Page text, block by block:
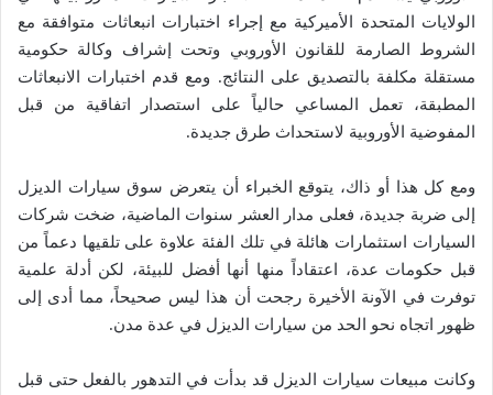
الولايات المتحدة الأميركية مع إجراء اختبارات انبعاثات متوافقة مع
الشروط الصارمة للقانون الأوروبي وتحت إشراف وكالة حكومية
مستقلة مكلفة بالتصديق على النتائج. ومع قدم اختبارات الانبعاثات
المطبقة، تعمل المساعي حالياً على استصدار اتفاقية من قبل
المفوضية الأوروبية لاستحداث طرق جديدة.
ومع كل هذا أو ذاك، يتوقع الخبراء أن يتعرض سوق سيارات الديزل
إلى ضربة جديدة، فعلى مدار العشر سنوات الماضية، ضخت شركات
السيارات استثمارات هائلة في تلك الفئة علاوة على تلقيها دعماً من
قبل حكومات عدة، اعتقاداً منها أنها أفضل للبيئة، لكن أدلة علمية
توفرت في الآونة الأخيرة رجحت أن هذا ليس صحيحاً، مما أدى إلى
ظهور اتجاه نحو الحد من سيارات الديزل في عدة مدن.
وكانت مبيعات سيارات الديزل قد بدأت في التدهور بالفعل حتى قبل